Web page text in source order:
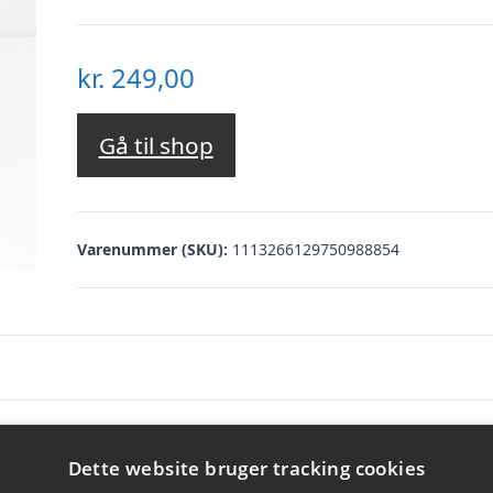
kr. 249,00
Gå til shop
Varenummer (SKU): 1113266129750988854
fyldt med smukke blomster stukket i
Dette website bruger tracking cookies